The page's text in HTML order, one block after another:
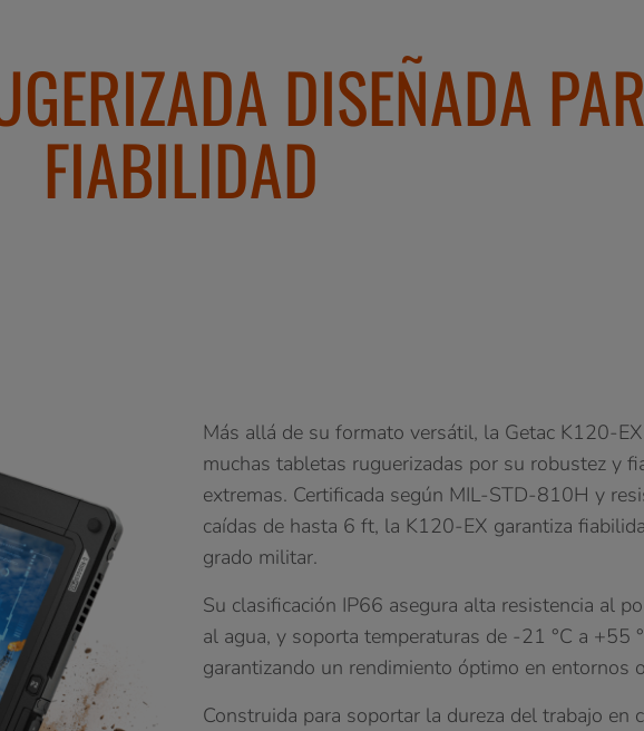
DISEÑADA
FIABILIDAD
Más allá de su formato versátil, la Getac K120-
muchas tabletas ruguerizadas por su robustez y
extremas. Certificada según MIL-STD-810H y
caídas de hasta 6 ft, la K120-EX garantiza
grado militar.
Su clasificación IP66 asegura alta resistencia al
al agua, y soporta temperaturas de -21 °C a +55
garantizando un rendimiento óptimo en entornos
Construida para soportar la dureza del trabajo en